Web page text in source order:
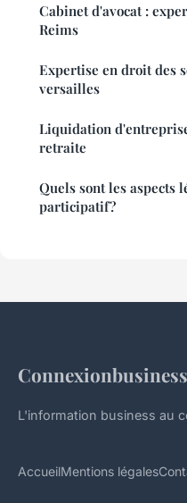
Cabinet d'avocat :
Reims
Expertise en droit des
versailles
Liquidation
retraite
Quels sont les aspects
participatif?
Connexionbusiness
L'information business au
AccueilMentions légales